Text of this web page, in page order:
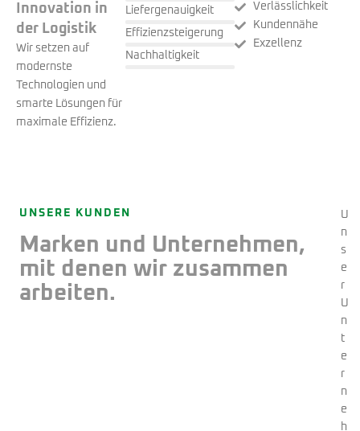
Innovation in
der Logistik
Wir setzen auf
modernste
Technologien und
smarte Lösungen für
maximale Effizienz.
Liefergenauigkeit
Effizienzsteigerung
Nachhaltigkeit
Verlässlichkeit
Kundennähe
Exzellenz
UNSERE KUNDEN
Marken und Unternehmen,
mit denen wir zusammen
arbeiten.
U
n
s
e
r
U
n
t
e
r
n
e
h